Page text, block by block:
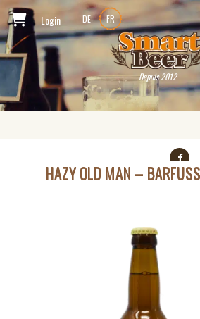
Login DE FR
Depuis 2012
HAZY OLD MAN – BARFUSS